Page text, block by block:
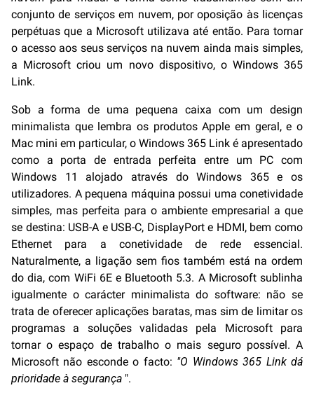
conjunto de serviços em nuvem, por oposição às licenças
perpétuas que a Microsoft utilizava até então. Para tornar
o acesso aos seus serviços na nuvem ainda mais simples,
a Microsoft criou um novo dispositivo, o Windows 365
Link.
Sob a forma de uma pequena caixa com um design
minimalista que lembra os produtos Apple em geral, e o
Mac mini em particular, o Windows 365 Link é apresentado
como a porta de entrada perfeita entre um PC com
Windows 11 alojado através do Windows 365 e os
utilizadores. A pequena máquina possui uma conetividade
simples, mas perfeita para o ambiente empresarial a que
se destina: USB-A e USB-C, DisplayPort e HDMI, bem como
Ethernet para a conetividade de rede essencial.
Naturalmente, a ligação sem fios também está na ordem
do dia, com WiFi 6E e Bluetooth 5.3. A Microsoft sublinha
igualmente o carácter minimalista do software: não se
trata de oferecer aplicações baratas, mas sim de limitar os
programas a soluções validadas pela Microsoft para
tornar o espaço de trabalho o mais seguro possível. A
Microsoft não esconde o facto: "O Windows 365 Link dá
prioridade à segurança ".